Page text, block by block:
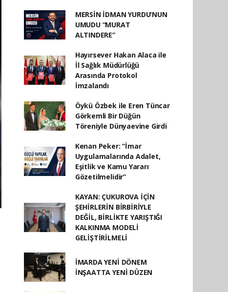
MERSİN İDMAN YURDU’NUN
UMUDU “MURAT
ALTINDERE”
Hayırsever Hakan Alaca ile
İl Sağlık Müdürlüğü
Arasında Protokol
İmzalandı
Öykü Özbek ile Eren Tüncar
Görkemli Bir Düğün
Töreniyle Dünyaevine Girdi
Kenan Peker: “İmar
Uygulamalarında Adalet,
Eşitlik ve Kamu Yararı
Gözetilmelidir”
KAYAN: ÇUKUROVA İÇİN
ŞEHİRLERİN BİRBİRİYLE
DEĞİL, BİRLİKTE YARIŞTIĞI
KALKINMA MODELİ
GELİŞTİRİLMELİ
İMARDA YENİ DÖNEM
İNŞAATTA YENİ DÜZEN